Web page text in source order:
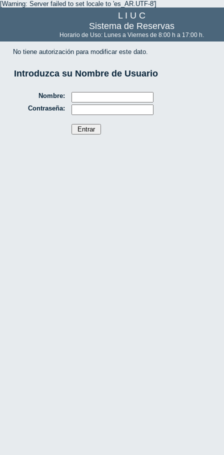
[Warning: Server failed to set locale to 'es_AR.UTF-8']
L I U C
Sistema de Reservas
Horario de Uso: Lunes a Viernes de 8:00 h a 17:00 h.
No tiene autorización para modificar este dato.
Introduzca su Nombre de Usuario
Nombre:
Contraseña: